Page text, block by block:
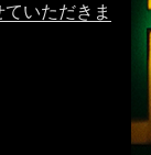
いただきま